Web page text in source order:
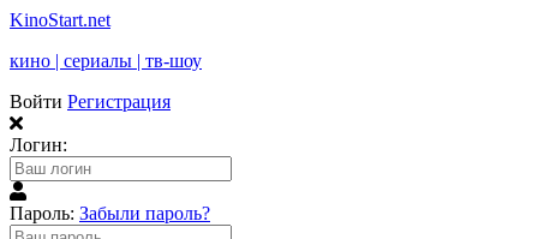
KinoStart.net
кино | сериалы | тв-шоу
Войти Регистрация
Логин:
Пароль: Забыли пароль?